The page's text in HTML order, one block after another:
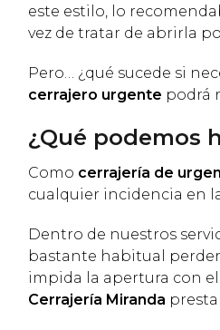
este estilo, lo
vez de tratar de abrirla
Pero… ¿qué sucede si
cerrajero urgente podrá
¿Qué podemos
Como cerrajería de
cualquier incidencia en
Dentro de nuestros
bastante habitual
impida la apertura con
Cerrajería Miranda